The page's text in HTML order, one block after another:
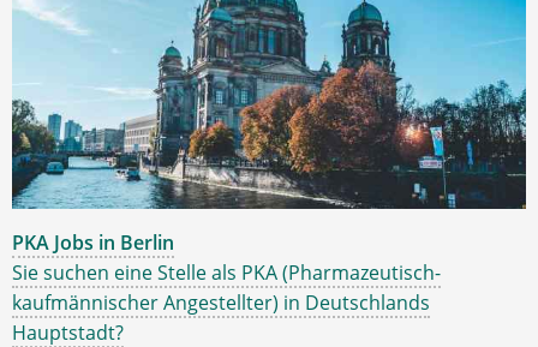
PKA Jobs in Berlin
Sie suchen eine Stelle als PKA (Pharmazeutisch-
kaufmännischer Angestellter) in Deutschlands
Hauptstadt?